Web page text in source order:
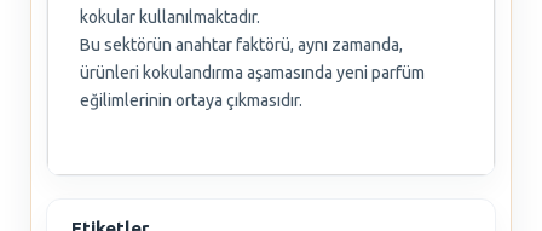
kokular kullanılmaktadır.
Bu sektörün anahtar faktörü, aynı zamanda,
ürünleri kokulandırma aşamasında yeni parfüm
eğilimlerinin ortaya çıkmasıdır.